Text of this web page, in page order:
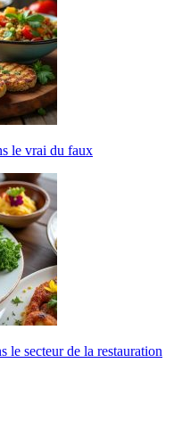
le vrai du faux
le secteur de la restauration